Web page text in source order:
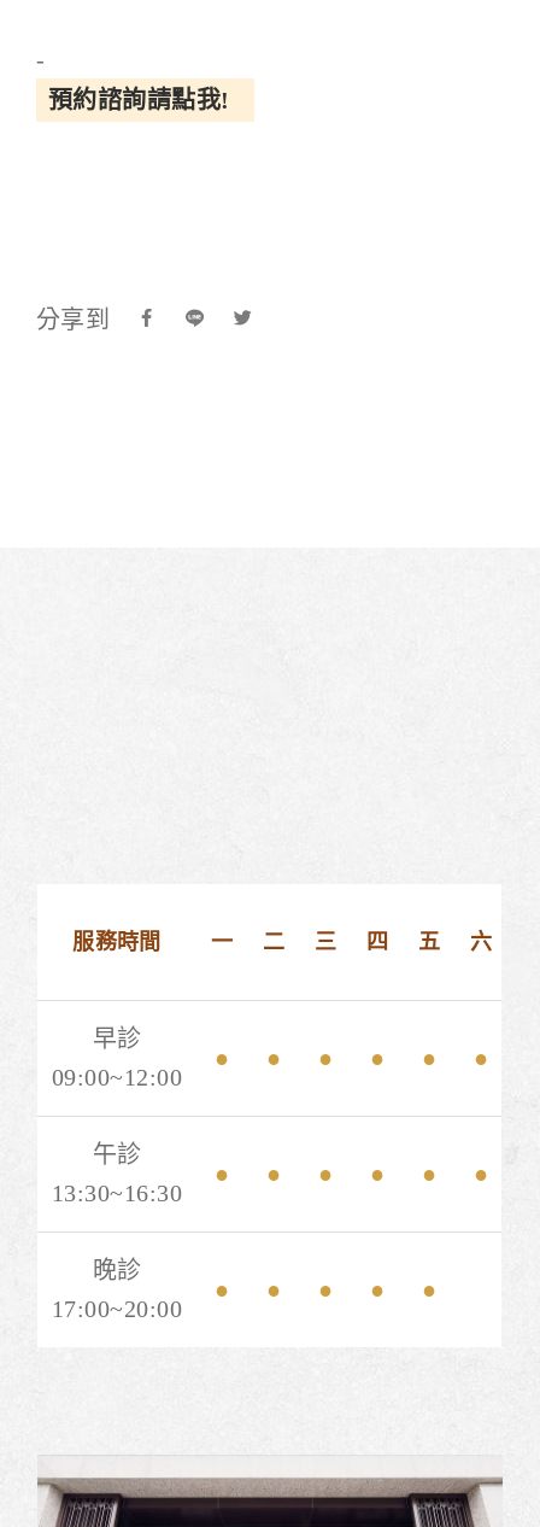
-
預約諮詢請點我!
分享到
服務時間 一 二 三 四 五 六
早診
09:00~12:00
● ● ● ● ● ●
午診
13:30~16:30
● ● ● ● ● ●
晚診
17:00~20:00
● ● ● ● ●